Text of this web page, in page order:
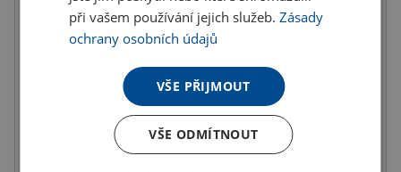
(-11.00%)
(-15.00%)
(-20.00%)
od
od
1.89 Kč
(-30.00%)
při vašem používání jejich služeb.Zásady
ochrany osobních údajů
VŠE PŘIJMOUT
VŠE ODMÍTNOUT